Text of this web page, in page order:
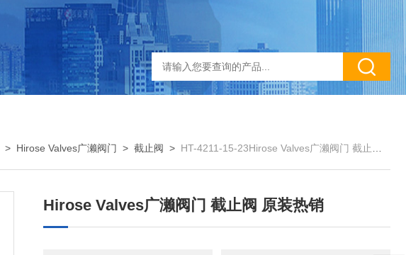
> Hirose Valves广濑阀门 >截止阀 > HT-4211-15-23Hirose Valves广濑阀门 截止阀 原装热销
Hirose Valves广濑阀门 截止阀 原装热销